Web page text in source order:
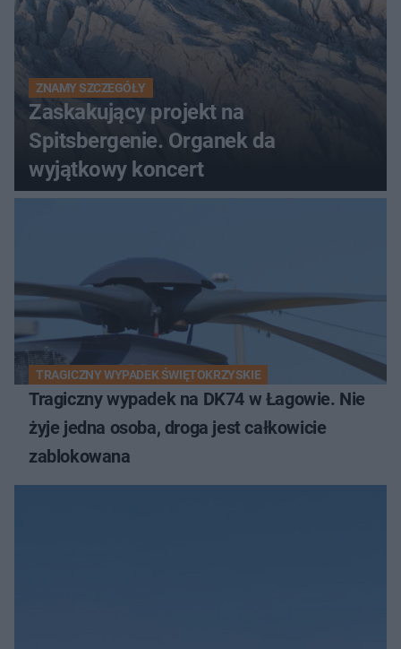
ZNAMY SZCZEGÓŁY
Zaskakujący projekt na
Spitsbergenie. Organek da
wyjątkowy koncert
TRAGICZNY WYPADEK ŚWIĘTOKRZYSKIE
Tragiczny wypadek na DK74 w Łagowie. Nie
żyje jedna osoba, droga jest całkowicie
zablokowana